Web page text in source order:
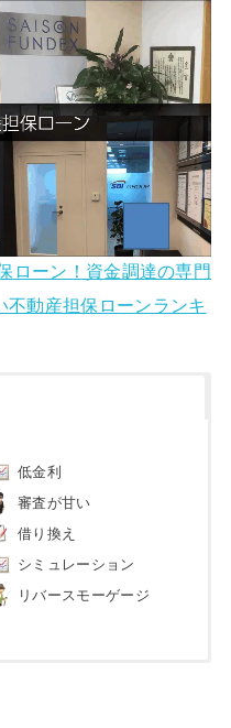
ローン！資金調達の専門
不動産担保ローンランキ
低金利
審査が甘い
借り換え
シミュレーション
リバースモーゲージ